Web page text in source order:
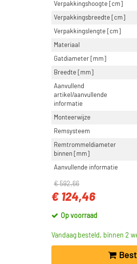
Verpakkingshoogte [cm]
Verpakkingsbreedte [cm]
Verpakkingslengte [cm]
Materiaal
Gatdiameter [mm]
Breedte [mm]
Aanvullend
artikel/aanvullende
informatie
Monteerwijze
Remsysteem
Remtrommeldiameter
binnen [mm]
Aanvullende informatie
€ 592,66
€ 124,46
Op voorraad
Vandaag besteld, binnen 2